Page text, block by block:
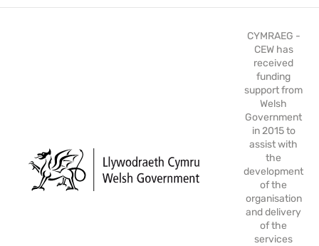
CYMRAEG -
CEW has
received
funding
support from
Welsh
Government
in 2015 to
assist with
the
development
of the
organisation
and delivery
of the
services